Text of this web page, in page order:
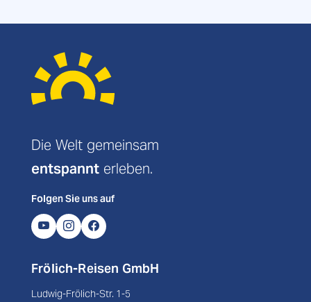
Die Welt gemeinsam
entspannt erleben.
Folgen Sie uns auf
Frölich-Reisen GmbH
Ludwig-Frölich-Str. 1-5